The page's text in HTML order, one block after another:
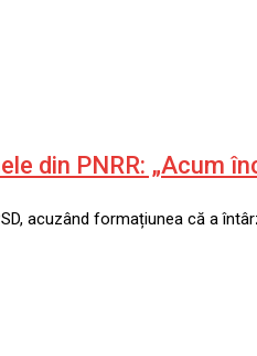
din PNRR: „Acum
acuzând formațiunea că a